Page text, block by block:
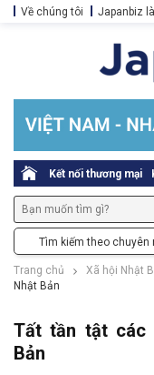
Về chúng tôi Japanbiz
Kết nối thương mại
Tìm kiếm theo chuyên
Trang chủ Xã hội Nhật
Nhật Bản
Tất tần tật các
Bản